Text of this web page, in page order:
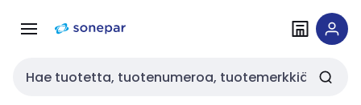
navigointiinsisältöön
Haku